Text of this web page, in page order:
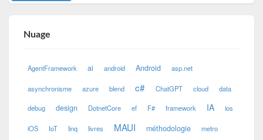
Nuage
AgentFramework ai android Android asp.net
asynchronisme azure blend c# ChatGPT cloud data
debug design DotnetCore ef F# framework IA ios
iOS IoT linq livres MAUI méthodologie metro